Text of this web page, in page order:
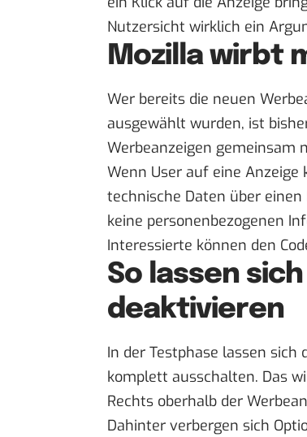
Nutzersicht wirklich ein
Mozilla wirbt
Wer bereits die neuen
ausgewählt wurden, ist
Werbeanzeigen gemeinsam
Wenn User auf eine
technische Daten über
keine personenbezogenen
Interessierte können den
So lassen
deaktivieren
In der Testphase lassen sich
komplett ausschalten. Das
Rechts oberhalb der
Dahinter verbergen sich